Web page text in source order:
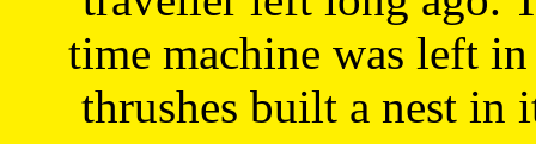
time machine was left
thrushes built a nest in